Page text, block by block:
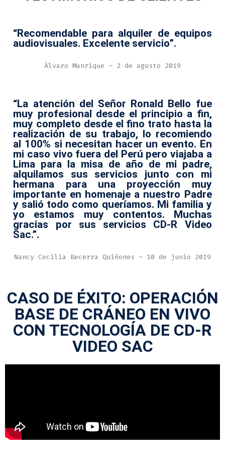
“Recomendable para alquiler de equipos
audiovisuales. Excelente servicio”.
Álvaro Manrique – 2 de agosto 2019
“La atención del Señor Ronald Bello fue
muy profesional desde el principio a fin,
muy completo desde el fino trato hasta la
realización de su trabajo, lo recomiendo
al 100% si necesitan hacer un evento. En
mi caso vivo fuera del Perú pero viajaba a
Lima para la misa de año de mi padre,
alquilamos sus servicios junto con mi
hermana para una proyección muy
importante en homenaje a nuestro Padre
y salió todo como queríamos. Mi familia y
yo estamos muy contentos. Muchas
gracias por sus servicios CD-R Video
Sac.”.
Nancy Cecilia Becerra Quiñones – 10 de junio 2019
CASO DE ÉXITO: OPERACIÓN
BASE DE CRÁNEO EN VIVO
CON TECNOLOGÍA DE CD-R
VIDEO SAC